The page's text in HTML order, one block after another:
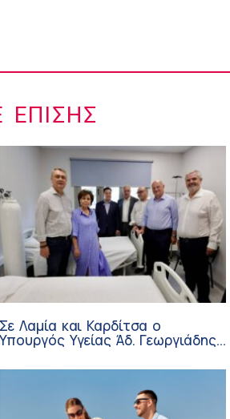
ΕΠΊΣΗΣ
Σε Λαμία και Καρδίτσα ο
Υπουργός Υγείας Άδ. Γεωργιάδης
ασθενοφόρων του ΕΚΑΒ και τα